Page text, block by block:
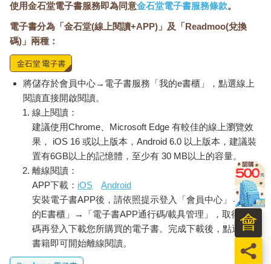
使用金石堂電子書服務即為同意金石堂電子書服務條款。
電子書分為「金石堂(線上閱讀+APP)」及「Readmoo(兌換
碼)」兩種：
將儲存於會員中心→電子書服務「我的e書櫃」，點選線上
閱讀直接開啟閱讀。
線上閱讀：
建議使用Chrome、Microsoft Edge 有較佳的線上瀏覽效
果， iOS 16 或以上版本，Android 6.0 以上版本，建議裝
置有6GB以上的記憶體，至少有 30 MB以上的容量。
離線閱讀：
APP下載： iOS
Android
安裝電子書APP後，請依照提示登入「會員中心」→「我
的E書櫃」→「電子書APP通行碼/載具管理」，取得通行
碼再登入下載您所購買的電子書。完成下載後，點選任一
書籍即可開始離線閱讀。
員
會